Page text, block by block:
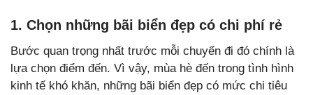
1. Chọn những bãi biển đẹp có chi phí rẻ
Bước quan trọng nhất trước mỗi chuyến đi đó chính là
lựa chọn điểm đến. Vì vậy, mùa hè đến trong tình hình
kinh tế khó khăn, những bãi biển đẹp có mức chi tiêu